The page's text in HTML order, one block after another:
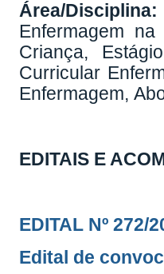
Área/Disciplina:
Enfermagem
Criança,
Curricular
Enfermagem,
EDITAIS E
EDITAL Nº 272/
Edital de